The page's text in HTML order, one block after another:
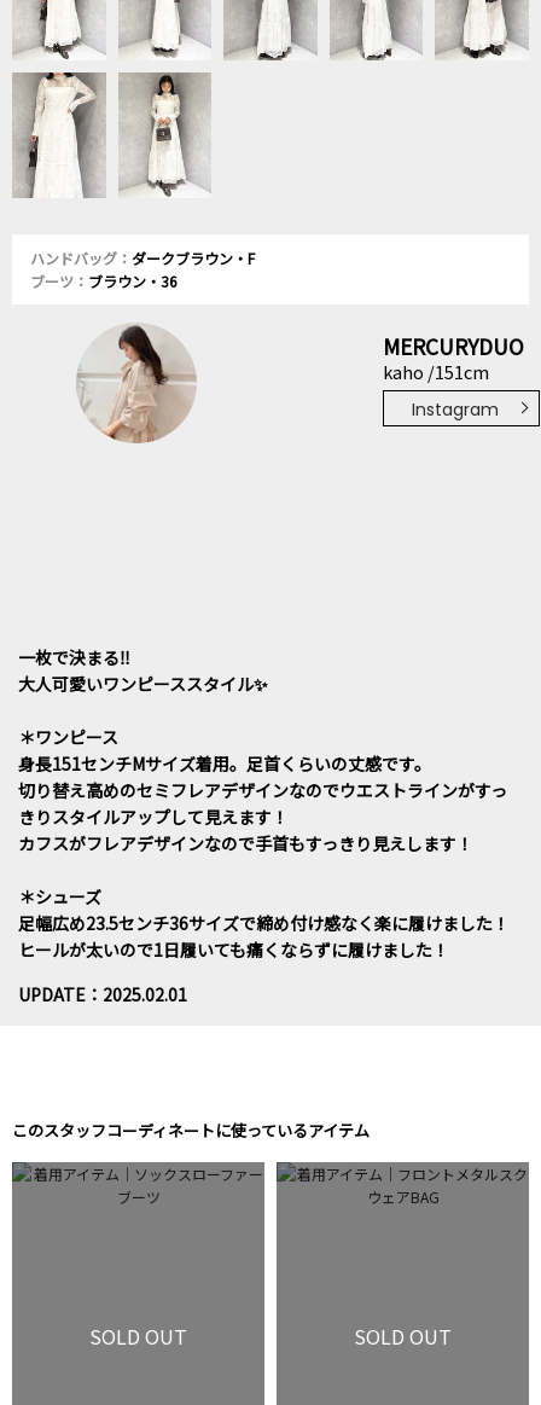
ハンドバッグ： ダークブラウン・F
ブーツ： ブラウン・36
MERCURYDUO
kaho /151cm
Instagram
一枚で決まる‼️
大人可愛いワンピーススタイル✨
＊ワンピース
身長151センチMサイズ着用。足首くらいの丈感です。
切り替え高めのセミフレアデザインなのでウエストラインがすっ
きりスタイルアップして見えます！
カフスがフレアデザインなので手首もすっきり見えします！
＊シューズ
足幅広め23.5センチ36サイズで締め付け感なく楽に履けました！
ヒールが太いので1日履いても痛くならずに履けました！
UPDATE：2025.02.01
このスタッフコーディネートに使っているアイテム
SOLD OUT SOLD OUT